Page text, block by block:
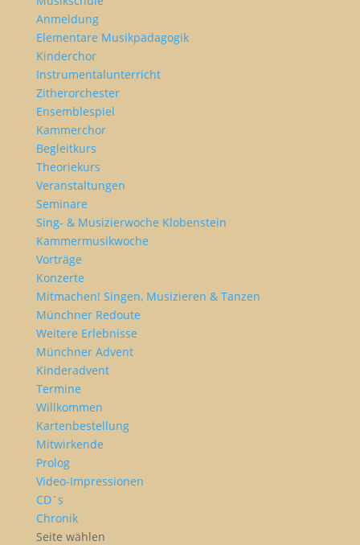
Anmeldung
Elementare Musikpädagogik
Kinderchor
Instrumentalunterricht
Zitherorchester
Ensemblespiel
Kammerchor
Begleitkurs
Theoriekurs
Veranstaltungen
Seminare
Sing- & Musizierwoche Klobenstein
Kammermusikwoche
Vorträge
Konzerte
Mitmachen! Singen, Musizieren & Tanzen
Münchner Redoute
Weitere Erlebnisse
Münchner Advent
Kinderadvent
Termine
Willkommen
Kartenbestellung
Mitwirkende
Prolog
Video-Impressionen
CD´s
Chronik
Seite wählen